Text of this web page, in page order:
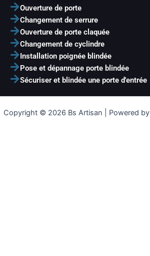
Ouverture de porte
Changement de serrure
Ouverture de porte claquée
Changement de cyclindre
Installation poignée blindée
Pose et dépannage porte blindée
Sécuriser et blindée une porte d'entrée
Copyright © 2026 Bs Artisan | Powered by